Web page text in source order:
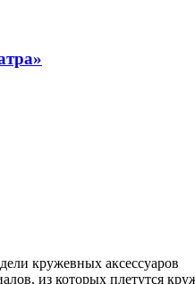
кружевных аксессуаров
из которых плетутся